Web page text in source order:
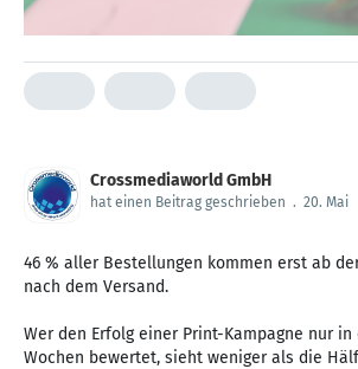
Crossmediaworld GmbH
hat einen Beitrag geschrieben . 20. Mai
46 % aller Bestellungen kommen erst ab
nach dem Versand.
Wer den Erfolg einer Print-Kampagne nur
Wochen bewertet, sieht weniger als die